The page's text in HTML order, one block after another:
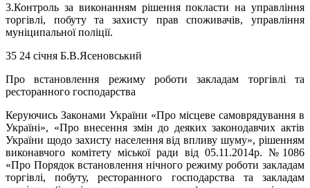
3.Контроль за виконанням рішення покласти на управління
торгівлі, побуту та захисту прав споживачів, управління
муніципальної поліції.
35 24 січня Б.В.Ясеновський
Про встановлення режиму роботи закладам торгівлі та
ресторанного господарства
Керуючись Законами України «Про місцеве самоврядування в
Україні», «Про внесення змін до деяких законодавчих актів
України щодо захисту населення від впливу шуму», рішенням
виконавчого комітету міської ради від 05.11.2014р. №1086
«Про Порядок встановлення нічного режиму роботи закладам
торгівлі, побуту, ресторанного господарства та закладам